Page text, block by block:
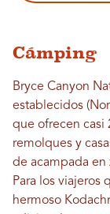
Cámping
Bryce Canyon
establecidos
que ofrecen casi
remolques y
de acampada en
Para los viajeros
hermoso